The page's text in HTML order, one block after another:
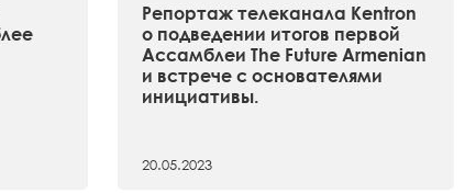
Репортаж телеканала Kentron
о подведении итогов первой
Ассамблеи The Future Armenian
и встрече с основателями
инициативы.
20.05.2023